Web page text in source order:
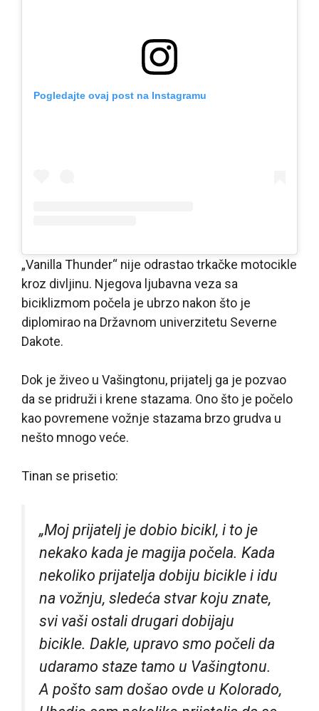
Pogledajte ovaj post na Instagramu
„Vanilla Thunder“ nije odrastao trkačke motocikle
kroz divljinu. Njegova ljubavna veza sa
biciklizmom počela je ubrzo nakon što je
diplomirao na Državnom univerzitetu Severne
Dakote.
Dok je živeo u Vašingtonu, prijatelj ga je pozvao
da se pridruži i krene stazama. Ono što je počelo
kao povremene vožnje stazama brzo grudva u
nešto mnogo veće.
Tinan se prisetio:
„Moj prijatelj je dobio bicikl, i to je
nekako kada je magija počela. Kada
nekoliko prijatelja dobiju bicikle i idu
na vožnju, sledeća stvar koju znate,
svi vaši ostali drugari dobijaju
bicikle. Dakle, upravo smo počeli da
udaramo staze tamo u Vašingtonu.
A pošto sam došao ovde u Kolorado,